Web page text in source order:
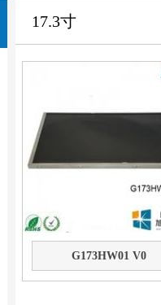
17.3寸
G173HW01 V0